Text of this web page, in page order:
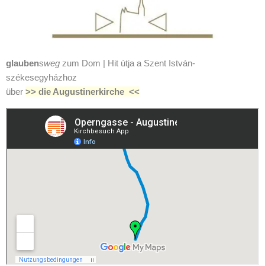
glaubensweg zum Dom | Hit útja a Szent István-
székesegyházhoz
über >> die Augustinerkirche <<